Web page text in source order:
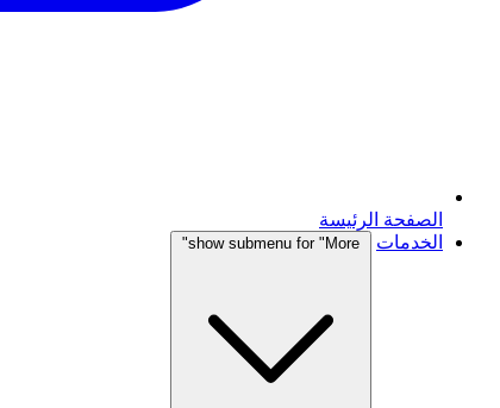
الصفحة الرئيسة
الخدمات
show submenu for "More"